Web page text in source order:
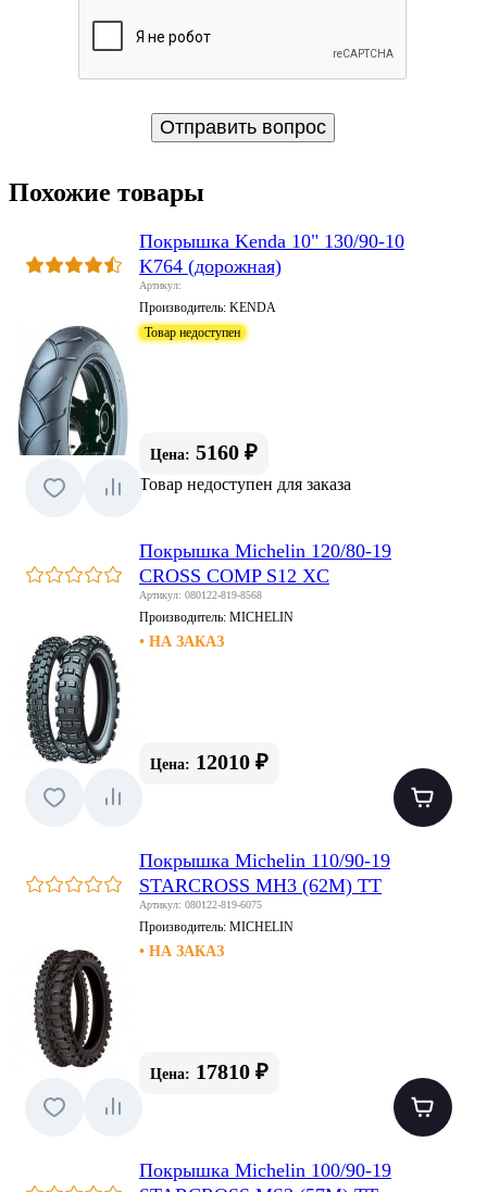
Похожие товары
Покрышка Kenda 10" 130/90-10
K764 (дорожная)
Артикул:
Производитель: KENDA
Товар недоступен
Цена: 5160 ₽
Товар недоступен для заказа
Покрышка Michelin 120/80-19
CROSS COMP S12 XC
Артикул: 080122-819-8568
Производитель: MICHELIN
• НА ЗАКАЗ
Цена: 12010 ₽
Покрышка Michelin 110/90-19
STARCROSS MH3 (62M) TT
Артикул: 080122-819-6075
Производитель: MICHELIN
• НА ЗАКАЗ
Цена: 17810 ₽
Покрышка Michelin 100/90-19